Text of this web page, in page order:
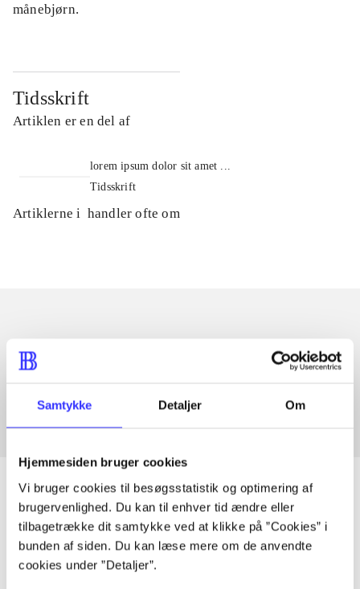
Samtykke Detaljer Om
Hjemmesiden bruger cookies
Vi bruger cookies til besøgsstatistik og optimering af
brugervenlighed. Du kan til enhver tid ændre eller
tilbagetrække dit samtykke ved at klikke på ”Cookies” i
bunden af siden. Du kan læse mere om de anvendte
cookies under ”Detaljer”.
månebjørn.
Tidsskrift
Artiklen er en del af
lorem ipsum dolor sit amet ...
Tidsskrift
Artiklerne i handler ofte om
Artikler med samme emner
Fra
Artikler
Alle registrerede artikler fordelt på udgivelser